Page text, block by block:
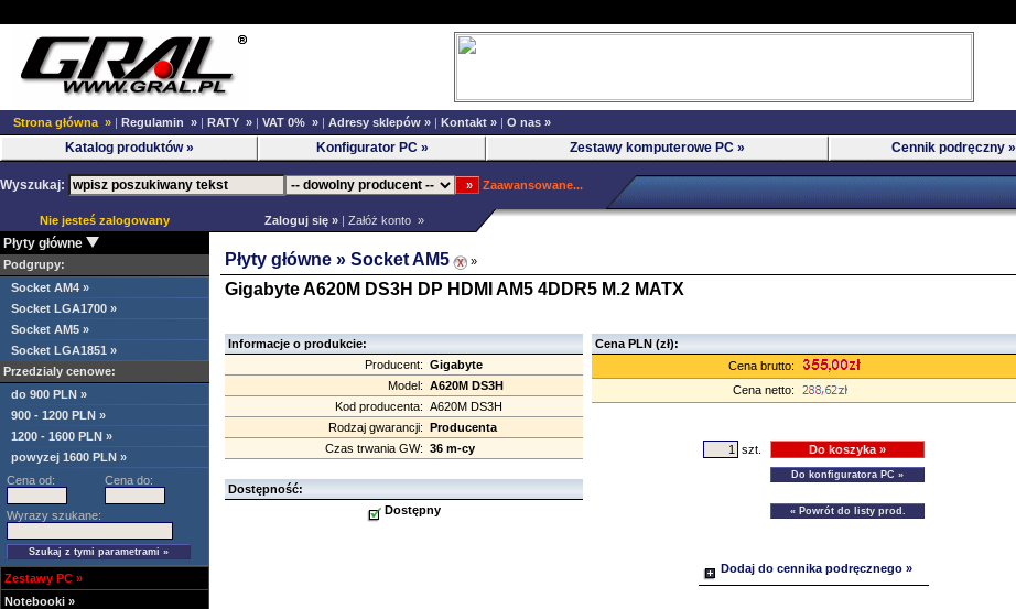
Strona główna » | Regulamin » | RATY » | VAT 0% » | Adresy sklepów » | Kontakt » | O nas »
Katalog produktów » Konfigurator PC » Zestawy komputerowe PC » Cennik podręczny »
Wyszukaj: Zaawansowane...
Nie jesteś zalogowany Zaloguj się » | Załóż konto »
Płyty główne
Podgrupy:
Socket AM4 »
Socket LGA1700 »
Socket AM5 »
Socket LGA1851 »
Przedzialy cenowe:
do 900 PLN »
900 - 1200 PLN »
1200 - 1600 PLN »
powyzej 1600 PLN »
Cena od:
Cena do:
Wyrazy szukane:
Zestawy PC »
Notebooki »
Płyty główne » Socket AM5 »
Gigabyte A620M DS3H DP HDMI AM5 4DDR5 M.2 MATX
Informacje o produkcie:
Producent: Gigabyte
Model: A620M DS3H
Kod producenta: A620M DS3H
Rodzaj gwarancji: Producenta
Czas trwania GW: 36 m-cy
Dostępność:
Dostępny
Cena PLN (zł):
Cena brutto:
Cena netto:
szt.
Dodaj do cennika podręcznego »